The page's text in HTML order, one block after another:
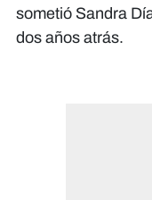
sometió Sandra
dos años atrás.